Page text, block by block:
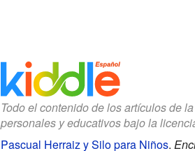
Todo el contenido de los artículos de la
personales y educativos bajo la
Pascual Herraiz y Silo para Niños.